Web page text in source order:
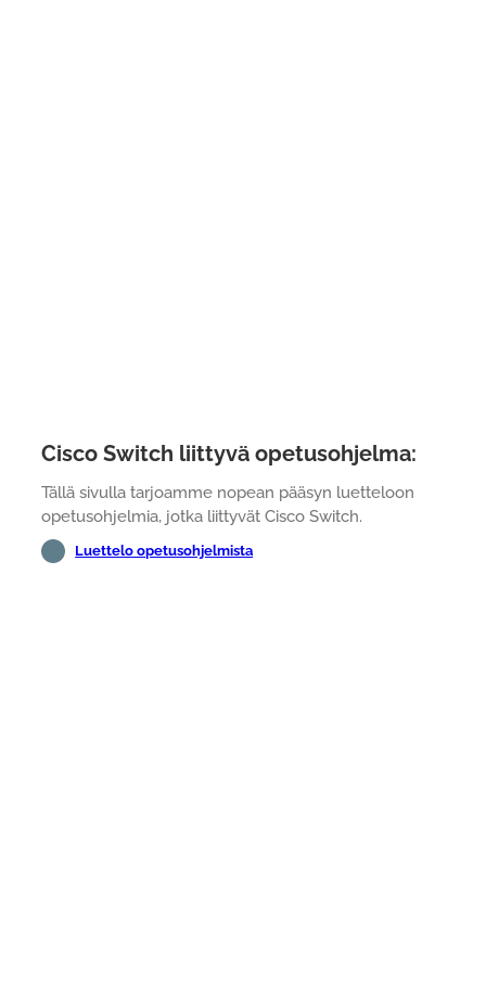
Cisco Switch liittyvä opetusohjelma:
Tällä sivulla tarjoamme nopean pääsyn luetteloon
opetusohjelmia, jotka liittyvät Cisco Switch.
Luettelo opetusohjelmista